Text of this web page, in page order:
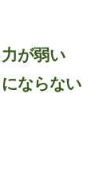
が弱い
ならない